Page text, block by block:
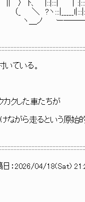
ている。
した車たちが
るという原始的な
： 2026/04/18(Sat)